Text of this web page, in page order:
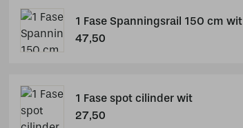
1 Fase Spanningsrail 150 cm wit
47,50
1 Fase spot cilinder wit
27,50